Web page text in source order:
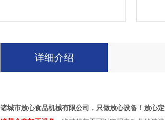
详细介绍
诸城市放心食品机械有限公司，只做放心设备！放心定